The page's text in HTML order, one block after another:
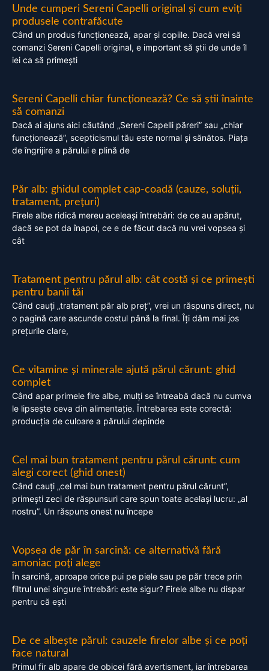
Unde cumperi Sereni Capelli original și cum eviți
produsele contrafăcute
Când un produs funcționează, apar și copiile. Dacă vrei să
comanzi Sereni Capelli original, e important să știi de unde îl
iei ca să primești
Sereni Capelli chiar funcționează? Ce să știi înainte
să comanzi
Dacă ai ajuns aici căutând „Sereni Capelli păreri” sau „chiar
funcționează”, scepticismul tău este normal și sănătos. Piața
de îngrijire a părului e plină de
Păr alb: ghidul complet cap-coadă (cauze, soluții,
tratament, prețuri)
Firele albe ridică mereu aceleași întrebări: de ce au apărut,
dacă se pot da înapoi, ce e de făcut dacă nu vrei vopsea și
cât
Tratament pentru părul alb: cât costă și ce primești
pentru banii tăi
Când cauți „tratament păr alb preț”, vrei un răspuns direct, nu
o pagină care ascunde costul până la final. Îți dăm mai jos
prețurile clare,
Ce vitamine și minerale ajută părul cărunt: ghid
complet
Când apar primele fire albe, mulți se întreabă dacă nu cumva
le lipsește ceva din alimentație. Întrebarea este corectă:
producția de culoare a părului depinde
Cel mai bun tratament pentru părul cărunt: cum
alegi corect (ghid onest)
Când cauți „cel mai bun tratament pentru părul cărunt”,
primești zeci de răspunsuri care spun toate același lucru: „al
nostru”. Un răspuns onest nu începe
Vopsea de păr în sarcină: ce alternativă fără
amoniac poți alege
În sarcină, aproape orice pui pe piele sau pe păr trece prin
filtrul unei singure întrebări: este sigur? Firele albe nu dispar
pentru că ești
De ce albește părul: cauzele firelor albe și ce poți
face natural
Primul fir alb apare de obicei fără avertisment, iar întrebarea